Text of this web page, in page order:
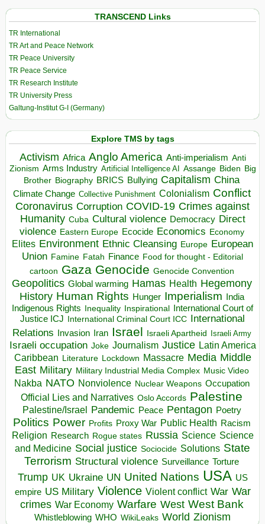
TRANSCEND Links
TR International
TR Art and Peace Network
TR Peace University
TR Peace Service
TR Research Institute
TR University Press
Galtung-Institut G-I (Germany)
Explore TMS by tags
Activism Africa Anglo America Anti-imperialism Anti
Zionism Arms Industry Artificial Intelligence AI Assange Biden Big
Brother Biography BRICS Bullying Capitalism China
Climate Change Collective Punishment Colonialism Conflict
Coronavirus Corruption COVID-19 Crimes against
Humanity Cuba Cultural violence Democracy Direct
violence Eastern Europe Ecocide Economics Economy
Elites Environment Ethnic Cleansing Europe European
Union Famine Fatah Finance Food for thought - Editorial
cartoon Gaza Genocide Genocide Convention
Geopolitics Global warming Hamas Health Hegemony
History Human Rights Hunger Imperialism India
Indigenous Rights Inequality Inspirational
International Court of
Justice ICJ International Criminal Court ICC
International
Relations
Invasion Iran Israel Israeli Apartheid Israeli Army
Israeli occupation Joke Journalism Justice Latin America
Caribbean Literature Lockdown Massacre Media Middle
East Military Military Industrial Media Complex Music Video
Nakba NATO Nonviolence Nuclear Weapons Occupation
Official Lies and Narratives Oslo Accords Palestine
Palestine/Israel Pandemic Peace Pentagon Poetry
Politics Power Profits Proxy War Public Health Racism
Religion Research Rogue states Russia Science Science
and Medicine Social justice Sociocide Solutions State
Terrorism Structural violence Surveillance Torture
Trump UK Ukraine UN United Nations USA US
empire US Military Violence Violent conflict War War
crimes War Economy Warfare West West Bank
Whistleblowing WHO WikiLeaks World Zionism